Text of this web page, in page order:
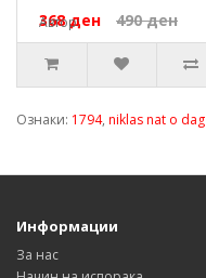
Автор:
368 ден 490 ден
Ознаки: 1794, niklas nat o dag
Информации
За нас